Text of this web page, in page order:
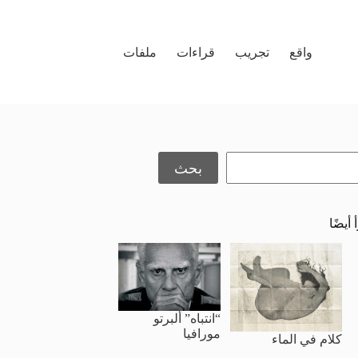
واقع
تجريب قراءات ملفات
بحث
أيضًا
كلام في الماء
“انتباه” ألبرتو
مورافيا